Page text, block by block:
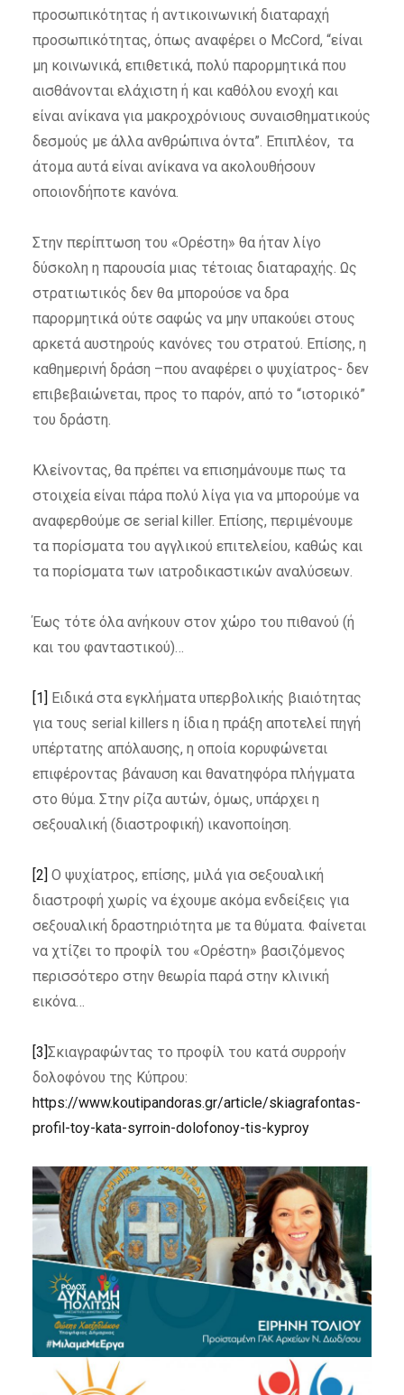
προσωπικότητας ή αντικοινωνική διαταραχή
προσωπικότητας, όπως αναφέρει ο McCord, “είναι
μη κοινωνικά, επιθετικά, πολύ παρορμητικά που
αισθάνονται ελάχιστη ή και καθόλου ενοχή και
είναι ανίκανα για μακροχρόνιους συναισθηματικούς
δεσμούς με άλλα ανθρώπινα όντα”. Επιπλέον, τα
άτομα αυτά είναι ανίκανα να ακολουθήσουν
οποιονδήποτε κανόνα.
Στην περίπτωση του «Ορέστη» θα ήταν λίγο
δύσκολη η παρουσία μιας τέτοιας διαταραχής. Ως
στρατιωτικός δεν θα μπορούσε να δρα
παρορμητικά ούτε σαφώς να μην υπακούει στους
αρκετά αυστηρούς κανόνες του στρατού. Επίσης, η
καθημερινή δράση –που αναφέρει ο ψυχίατρος- δεν
επιβεβαιώνεται, προς το παρόν, από το “ιστορικό”
του δράστη.
Κλείνοντας, θα πρέπει να επισημάνουμε πως τα
στοιχεία είναι πάρα πολύ λίγα για να μπορούμε να
αναφερθούμε σε serial killer. Επίσης, περιμένουμε
τα πορίσματα του αγγλικού επιτελείου, καθώς και
τα πορίσματα των ιατροδικαστικών αναλύσεων.
Έως τότε όλα ανήκουν στον χώρο του πιθανού (ή
και του φανταστικού)…
[1]
Ειδικά στα εγκλήματα υπερβολικής βιαιότητας
για τους serial killers η ίδια η πράξη αποτελεί πηγή
υπέρτατης απόλαυσης, η οποία κορυφώνεται
επιφέροντας βάναυση και θανατηφόρα πλήγματα
στο θύμα. Στην ρίζα αυτών, όμως, υπάρχει η
σεξουαλική (διαστροφική) ικανοποίηση.
[2] Ο ψυχίατρος, επίσης, μιλά για σεξουαλική
διαστροφή χωρίς να έχουμε ακόμα ενδείξεις για
σεξουαλική δραστηριότητα με τα θύματα. Φαίνεται
να χτίζει το προφίλ του «Ορέστη» βασιζόμενος
περισσότερο στην θεωρία παρά στην κλινική
εικόνα…
[3] Σκιαγραφώντας το προφίλ του κατά συρροήν
δολοφόνου της Κύπρου:
https://www.koutipandoras.gr/article/skiagrafontas-
profil-toy-kata-syrroin-dolofonoy-tis-kyproy